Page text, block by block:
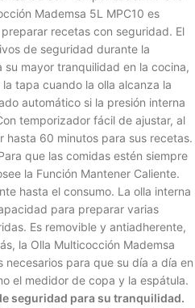
Mademsa 5L MPC10 es
recetas con seguridad. El
de seguridad durante la
mayor tranquilidad en la cocina,
tapa cuando la olla alcanza la
automático si la presión interna
temporizador fácil de ajustar, al
60 minutos para sus recetas.
que las comidas estén siempre
la Función Mantener Caliente.
hasta el consumo. La olla interna
para preparar varias
Es removible y antiadherente,
la Olla Multicocción Mademsa
necesarios para que su día a día en
el medidor de copa y la espátula.
seguridad para su tranquilidad.